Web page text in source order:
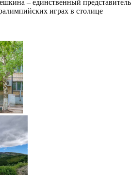
– единственный представитель
играх в столице